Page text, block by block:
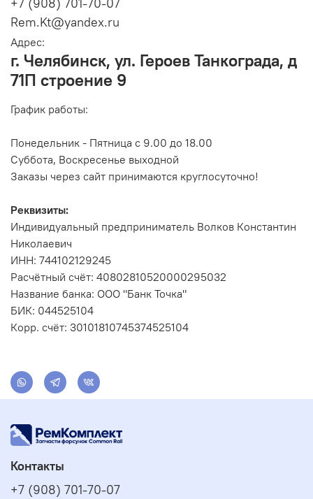
Rem.Kt@yandex.ru
Адрес:
г. Челябинск, ул. Героев Танкограда, д
71П строение 9
График работы:
Понедельник - Пятница с 9.00 до 18.00
Суббота, Воскресенье выходной
Заказы через сайт принимаются круглосуточно!
Реквизиты:
Индивидуальный предприниматель Волков Константин
Николаевич
ИНН: 744102129245
Расчётный счёт: 40802810520000295032
Название банка: ООО "Банк Точка"
БИК: 044525104
Корр. счёт: 30101810745374525104
Контакты
+7 (908) 701-70-07